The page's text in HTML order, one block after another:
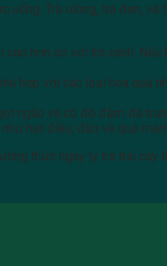
Trà olong, trà đen, và
hơn so với trà xanh.
hợp với các loại hoa quả
ngào và có độ đậm đà
hạt điều, đào và quả
thức ngay ly trà trái cây